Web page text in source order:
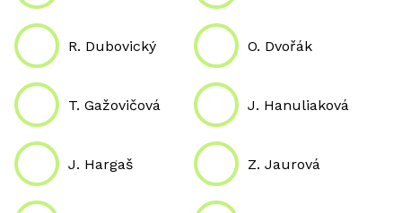
R. Dubovický O. Dvořák
T. Gažovičová J. Hanuliaková
J. Hargaš Z. Jaurová